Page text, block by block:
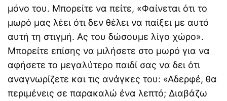
μόνο του. Μπορείτε να πείτε, «Φαίνεται ότι το
μωρό μας λέει ότι δεν θέλει να παίξει με αυτό
αυτή τη στιγμή. Ας του δώσουμε λίγο χώρο».
Μπορείτε επίσης να μιλήσετε στο μωρό για να
αφήσετε το μεγαλύτερο παιδί σας να δει ότι
αναγνωρίζετε και τις ανάγκες του: «Αδερφέ, θα
περιμένεις σε παρακαλώ ένα λεπτό; Διαβάζω